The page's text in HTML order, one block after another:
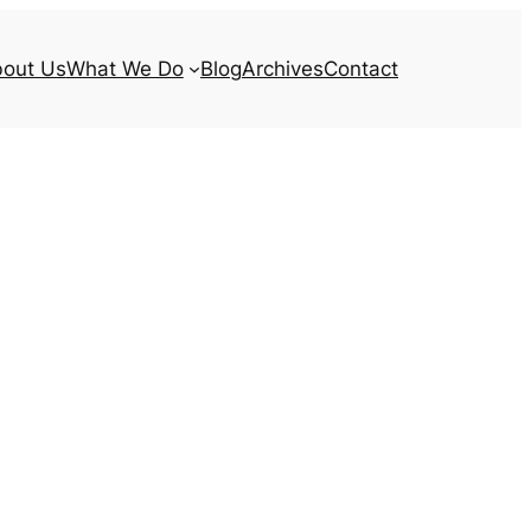
UsWhat We Do BlogArchivesContact